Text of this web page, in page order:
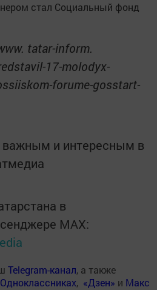
стал Социальный фонд
tatar-inform.
17-molodyx-
forume-gosstart-
и интересным в
в
MАХ:
Telegram-канал, а также
Одноклассниках, «Дзен» и Макс